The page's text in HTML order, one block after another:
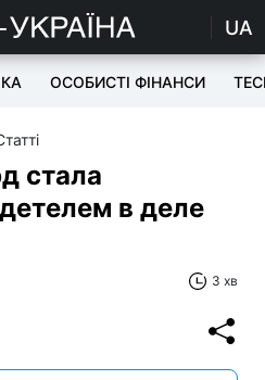
UA
ОСОБИСТІ ФІНАНСИ
стала
в деле
3 хв